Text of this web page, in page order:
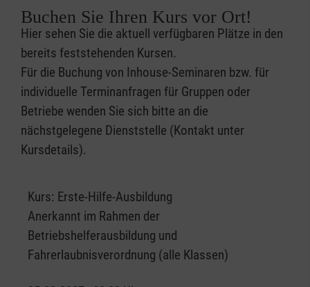
Buchen Sie Ihren Kurs vor Ort!
Hier sehen Sie die aktuell verfügbaren Plätze in den
bereits feststehenden Kursen.
Für die Buchung von Inhouse-Seminaren bzw. für
individuelle Terminanfragen für Gruppen oder
Betriebe wenden Sie sich bitte an die
nächstgelegene Dienststelle (Kontakt unter
Kursdetails).
Kurs: Erste-Hilfe-Ausbildung
Anerkannt im Rahmen der
Betriebshelferausbildung und
Fahrerlaubnisverordnung (alle Klassen)